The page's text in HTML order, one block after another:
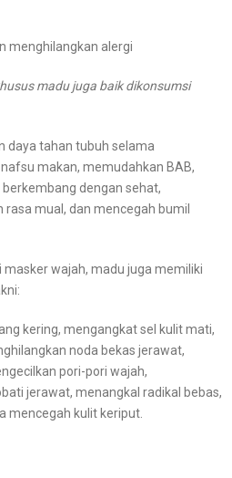
menghilangkan alergi
madu juga baik dikonsumsi
daya tahan tubuh selama
makan, memudahkan BAB,
dengan sehat,
mual, dan mencegah bumil
masker wajah, madu juga memiliki
kering, mengangkat sel kulit mati,
noda bekas jerawat,
pori-pori wajah,
jerawat, menangkal radikal bebas,
mencegah kulit keriput.